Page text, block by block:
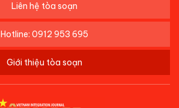
Liên hệ tòa soạn
Hotline: 0912 953 695
Giới thiệu tòa soạn